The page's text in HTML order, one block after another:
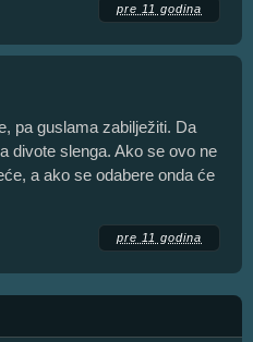
pre 11 godina
pa guslama zabilježiti. Da
divote slenga. Ako se ovo ne
a ako se odabere onda će
pre 11 godina